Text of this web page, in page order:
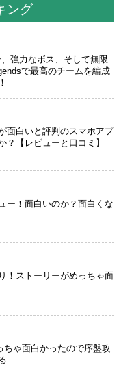
ング
強力なボス、そして無限
で最高のチームを編成
面白いと評判のスマホアプ
？【レビューと口コミ】
ー！面白いのか？面白くな
！ストーリーがめっちゃ面
ちゃ面白かったので序盤攻